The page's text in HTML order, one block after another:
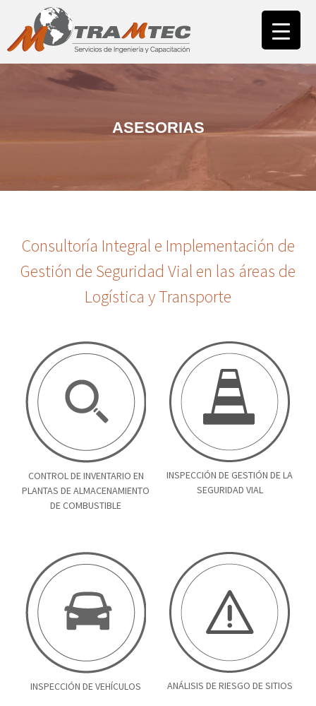
NUESTRA EMPRESA
ASESORIAS
Consultoría Integral e Implementación de
Gestión de Seguridad Vial en las áreas de
Logística y Transporte
CONTROL DE INVENTARIO EN
PLANTAS DE ALMACENAMIENTO
DE COMBUSTIBLE
INSPECCIÓN DE GESTIÓN DE LA
SEGURIDAD VIAL
INSPECCIÓN DE VEHÍCULOS ANÁLISIS DE RIESGO DE SITIOS